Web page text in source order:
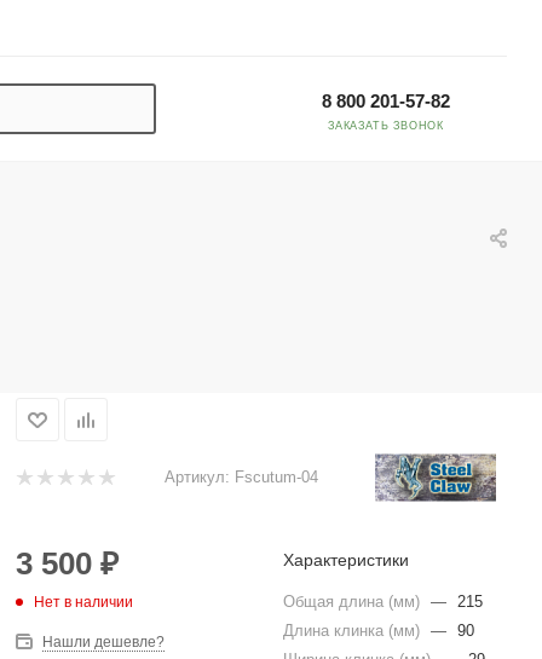
8 800 201-57-82
ЗАКАЗАТЬ ЗВОНОК
Артикул: Fscutum-04
3 500₽
Нет в наличии
Нашли дешевле?
Характеристики
Общая длина (мм) —
215
Длина клинка (мм)
—
90